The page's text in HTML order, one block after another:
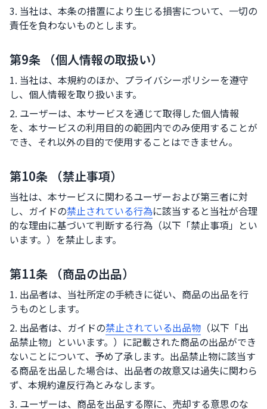
3. 当社は、本条の措置により生じる損害について、一切の
責任を負わないものとします。
第9条 （個人情報の取扱い）
1. 当社は、本規約のほか、プライバシーポリシーを遵守
し、個人情報を取り扱います。
2. ユーザーは、本サービスを通じて取得した個人情報
を、本サービスの利用目的の範囲内でのみ使用することが
でき、それ以外の目的で使用することはできません。
第10条 （禁止事項）
当社は、本サービスに関わるユーザーおよび第三者に対
し、ガイドの禁止されている行為に該当すると当社が合理
的な理由に基づいて判断する行為（以下「禁止事項」とい
います。）を禁止します。
第11条 （商品の出品）
1. 出品者は、当社所定の手続きに従い、商品の出品を行
うものとします。
2. 出品者は、ガイドの禁止されている出品物 （以下「出
品禁止物」といいます。）に記載された商品の出品ができ
ないことについて、予め了承します。出品禁止物に該当す
る商品を出品した場合は、出品者の故意又は過失に関わら
ず、本規約違反行為とみなします。
3. ユーザーは、商品を出品する際に、売却する意思のな